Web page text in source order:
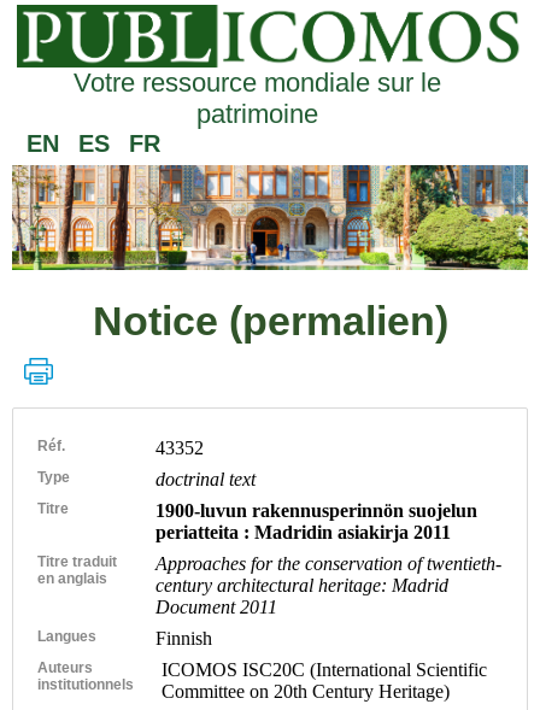
Votre ressource mondiale sur le
patrimoine
EN ES FR
Notice (permalien)
Réf. 43352
Type doctrinal text
Titre
1900-luvun rakennusperinnön suojelun
periatteita : Madridin asiakirja 2011
Titre traduit
en anglais
Approaches for the conservation of twentieth-
century architectural heritage: Madrid
Document 2011
Langues Finnish
Auteurs
institutionnels
ICOMOS ISC20C (International Scientific
Committee on 20th Century Heritage)